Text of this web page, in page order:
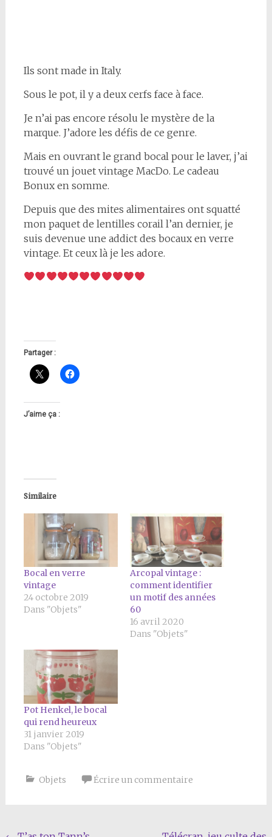
Ils sont made in Italy.
Sous le pot, il y a deux cerfs face à face.
Je n’ai pas encore résolu le mystère de la
marque. J’adore les défis de ce genre.
Mais en ouvrant le grand bocal pour le laver, j’ai
trouvé un jouet vintage MacDo. Le cadeau
Bonux en somme.
Depuis que des mites alimentaires ont squatté
mon paquet de lentilles corail l’an dernier, je
suis devenue une addict des bocaux en verre
vintage. Et ceux là je les adore.
Partager :
J’aime ça :
Similaire
Bocal en verre
vintage
24 octobre 2019
Dans "Objets"
Arcopal vintage :
comment identifier
un motif des années
60
16 avril 2020
Dans "Objets"
Pot Henkel, le bocal
qui rend heureux
31 janvier 2019
Dans "Objets"
Objets Écrire un commentaire